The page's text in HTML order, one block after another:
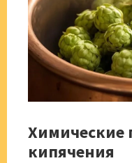
Химические
кипячения